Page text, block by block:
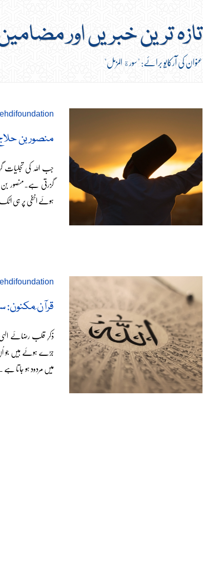
تازہ ترین خبریں اور
عنوان کی آرکایو برائے: "سورة المزمل"
منصور بن
جب اللہ کی
گزرتی ہے۔منصور
ہوئے اخفٰی پر ہی
قرآن ِمکنون:
ذکرِ قلب رضائے
جڑے ہوئے ہیں جو
میں مردود ہو جاتا ہے ۔